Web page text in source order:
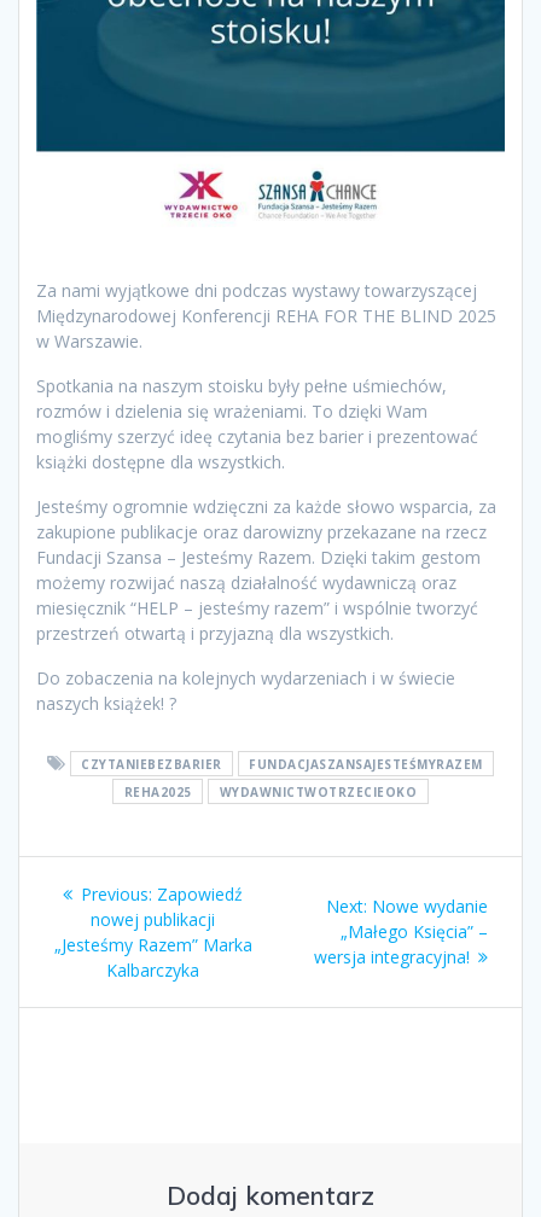
Za nami wyjątkowe dni podczas wystawy towarzyszącej
Międzynarodowej Konferencji REHA FOR THE BLIND 2025
w Warszawie.
Spotkania na naszym stoisku były pełne uśmiechów,
rozmów i dzielenia się wrażeniami. To dzięki Wam
mogliśmy szerzyć ideę czytania bez barier i prezentować
książki dostępne dla wszystkich.
Jesteśmy ogromnie wdzięczni za każde słowo wsparcia, za
zakupione publikacje oraz darowizny przekazane na rzecz
Fundacji Szansa – Jesteśmy Razem. Dzięki takim gestom
możemy rozwijać naszą działalność wydawniczą oraz
miesięcznik “HELP – jesteśmy razem” i wspólnie tworzyć
przestrzeń otwartą i przyjazną dla wszystkich.
Do zobaczenia na kolejnych wydarzeniach i w świecie
naszych książek! ?
CZYTANIEBEZBARIER
FUNDACJASZANSAJESTEŚMYRAZEM
REHA2025
WYDAWNICTWOTRZECIEOKO
Nawigacja
wpisu
Previous: Previous
post:
Zapowiedź
nowej publikacji
„Jesteśmy Razem” Marka
Kalbarczyka
Next: Next
post:
Nowe wydanie
„Małego Księcia” –
wersja integracyjna!
Dodaj komentarz